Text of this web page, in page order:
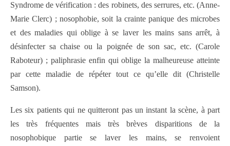
Syndrome de vérification : des robinets, des serrures, etc. (Anne-
Marie Clerc) ; nosophobie, soit la crainte panique des microbes
et des maladies qui oblige à se laver les mains sans arrêt, à
désinfecter sa chaise ou la poignée de son sac, etc. (Carole
Raboteur) ; paliphrasie enfin qui oblige la malheureuse atteinte
par cette maladie de répéter tout ce qu’elle dit (Christelle
Samson).
Les six patients qui ne quitteront pas un instant la scène, à part
les très fréquentes mais très brèves disparitions de la
nosophobique partie se laver les mains, se renvoient